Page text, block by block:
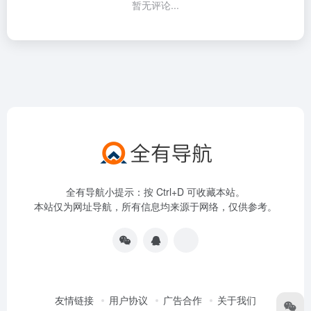
暂无评论...
全有导航小提示：按 Ctrl+D 可收藏本站。
本站仅为网址导航，所有信息均来源于网络，仅供参考。
友情链接 用户协议 广告合作 关于我们